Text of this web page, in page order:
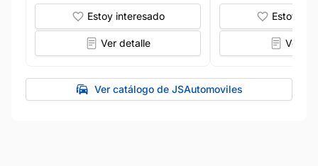
Estoy interesado
Ver detalle
Estoy
Ver
Ver catálogo de JSAutomoviles